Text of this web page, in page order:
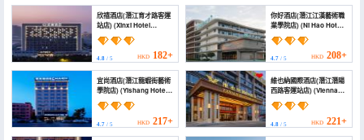
欣禧酒店(潛江育才路客運
站店) (Xinxi Hotel
(Qianjiang Jieyang
Logistics Park Branch))
4.8 / 5 HKD 182+
你好酒店(潛江江漢藝術職
業學院店) (Ni Hao Hotel
(Qianjiang Jianghan
Yishu Zhiye Xueyuan))
4.7/ 5 HKD 208+
宜尚酒店(潛江龍蝦街藝術
學院店) (Yishang Hotel
(Qianjiang Art College
Branch))
4.7 / 5 HKD 217+
維也納國際酒店(潛江潛陽
西路客運站店) (Vienna
International Hotel
Qianjiang Qianyang
Station)
4.8/ 5 HKD 221+